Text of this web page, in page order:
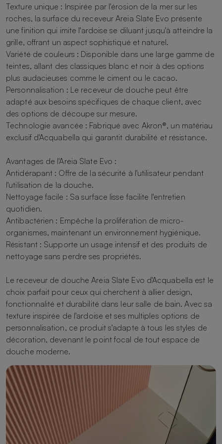
Texture unique : Inspirée par l'érosion de la mer sur les
roches, la surface du receveur Areia Slate Evo présente
une finition qui imite l'ardoise se diluant jusqu'à atteindre la
grille, offrant un aspect sophistiqué et naturel.
Variété de couleurs : Disponible dans une large gamme de
teintes, allant des classiques blanc et noir à des options
plus audacieuses comme le ciment ou le cacao.
Personnalisation : Le receveur de douche peut être
adapté aux besoins spécifiques de chaque client, avec
des options de découpe sur mesure.
Technologie avancée : Fabriqué avec Akron®, un matériau
exclusif d'Acquabella qui garantit durabilité et résistance.
Avantages de l'Areia Slate Evo :
Antidérapant : Offre de la sécurité à l'utilisateur pendant
l'utilisation de la douche.
Nettoyage facile : Sa surface lisse facilite l'entretien
quotidien.
Antibactérien : Empêche la prolifération de micro-
organismes, maintenant un environnement hygiénique.
Résistant : Supporte un usage intensif et des produits de
nettoyage sans perdre ses propriétés.
Le receveur de douche Areia Slate Evo d'Acquabella est le
choix parfait pour ceux qui cherchent à allier design,
fonctionnalité et durabilité dans leur salle de bain. Avec sa
texture inspirée de l'ardoise et ses multiples options de
personnalisation, ce produit s'adapte à tous les styles de
décoration, devenant le point focal de tout espace de
douche moderne.